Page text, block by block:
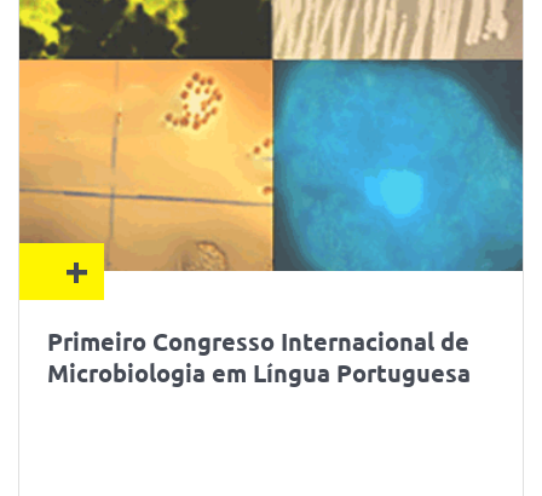
+
Primeiro Congresso Internacional de
Microbiologia em Língua Portuguesa